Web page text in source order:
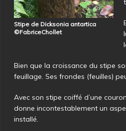
Stipe de Dicksonia antartica
©FabriceChollet
Bien que la croissance du stipe
feuillage. Ses frondes (feuilles)
Avec son stipe coiffé d’une
donne incontestablement un
installé.